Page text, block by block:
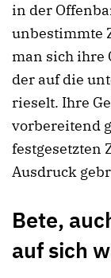
in der
unbestimmte
man sich ihre
der auf die
rieselt. Ihre
vorbereitend
festgesetzten
Ausdruck
Bete,
auf sich